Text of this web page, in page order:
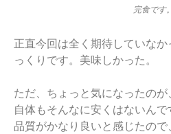
完食です。
正直今回は全く期待していな
っくりです。美味しかった。
ただ、ちょっと気になったの
自体もそんなに安くはないん
品質がかなり良いと感じたの